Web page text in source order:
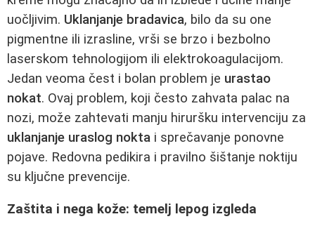
uočljivim. Uklanjanje bradavica, bilo da su one
pigmentne ili izrasline, vrši se brzo i bezbolno
laserskom tehnologijom ili elektrokoagulacijom.
Jedan veoma čest i bolan problem je urastao
nokat. Ovaj problem, koji često zahvata palac na
nozi, može zahtevati manju hiruršku intervenciju za
uklanjanje uraslog nokta i sprečavanje ponovne
pojave. Redovna pedikira i pravilno šištanje noktiju
su ključne prevencije.
Zaštita i nega kože: temelj lepog izgleda